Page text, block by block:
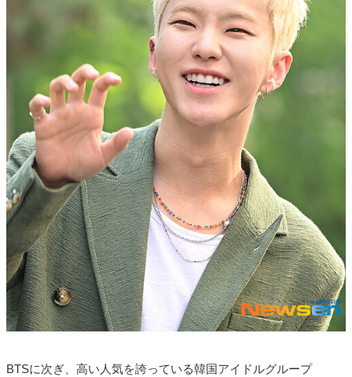
BTSに次ぎ、高い人気を誇っている韓国アイドルグループ